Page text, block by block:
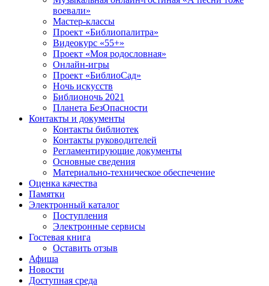
воевали»
Мастер-классы
Проект «Библиопалитра»
Видеокурс «55+»
Проект «Моя родословная»
Онлайн-игры
Проект «БиблиоСад»
Ночь искусств
Библионочь 2021
Планета БезОпасности
Контакты и документы
Контакты библиотек
Контакты руководителей
Регламентирующие документы
Основные сведения
Материально-техническое обеспечение
Оценка качества
Памятки
Электронный каталог
Поступления
Электронные сервисы
Гостевая книга
Оставить отзыв
Афиша
Новости
Доступная среда